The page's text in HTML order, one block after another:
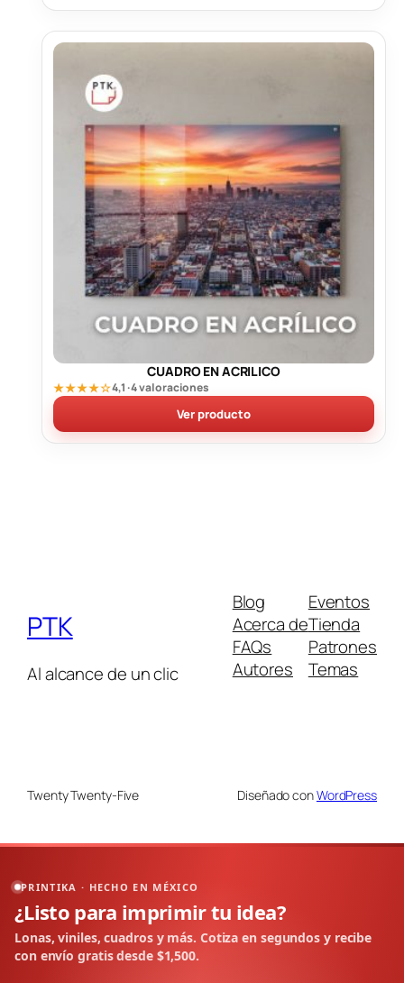
CUADRO EN ACRILICO
★★★★☆4,1 · 4 valoraciones
Ver producto
PTK
Al alcance de un clic
Blog
Acerca de
FAQs
Autores
Eventos
Tienda
Patrones
Temas
Twenty Twenty-Five Diseñado conWordPress
PRINTIKA · HECHO EN MÉXICO
¿Listo para imprimir tu idea?
Lonas, viniles, cuadros y más. Cotiza en segundos y recibe
con envío gratis desde $1,500.